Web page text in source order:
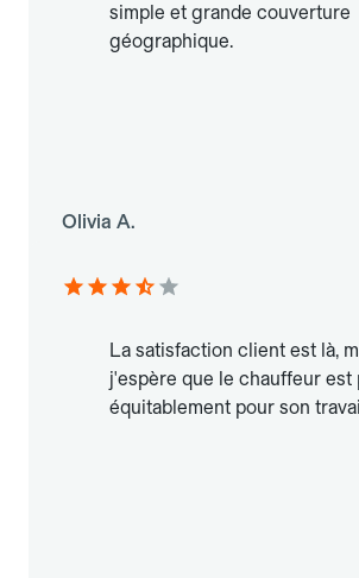
simple et grande couverture
géographique.
Olivia A.
La satisfaction client est là,
j'espère que le chauffeur est
équitablement pour son